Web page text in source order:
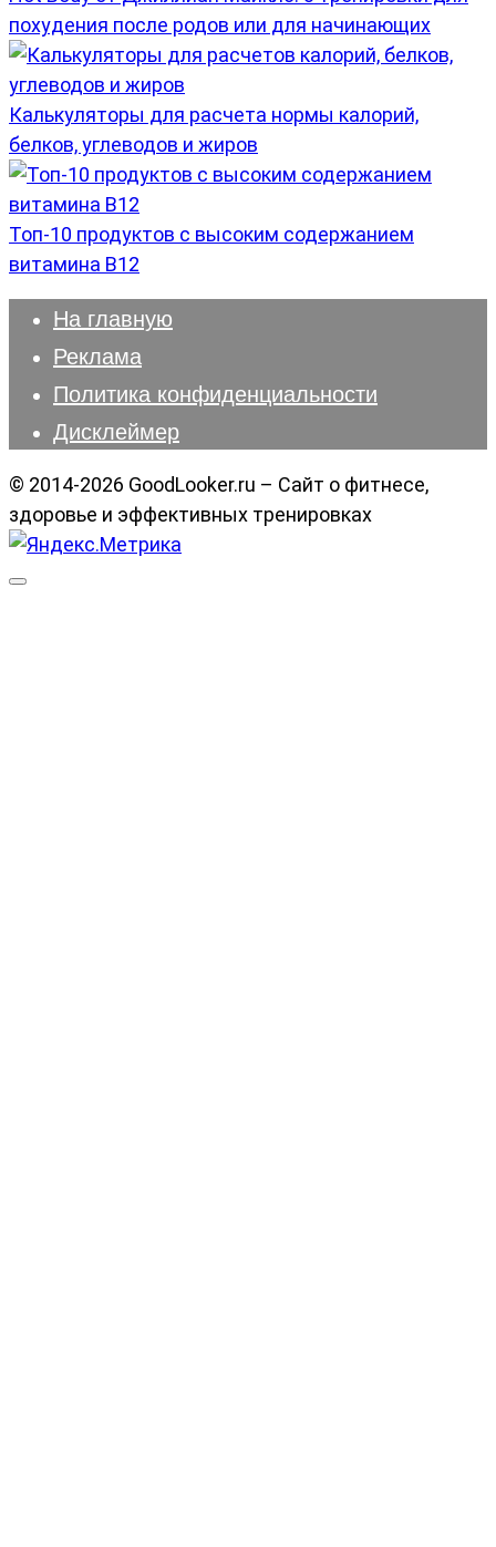
похудения после родов или для начинающих
Калькуляторы для расчета нормы калорий,
белков, углеводов и жиров
Топ-10 продуктов с высоким содержанием
витамина B12
На главную
Реклама
Политика конфиденциальности
Дисклеймер
© 2014-2026 GoodLooker.ru – Сайт о фитнесе,
здоровье и эффективных тренировках